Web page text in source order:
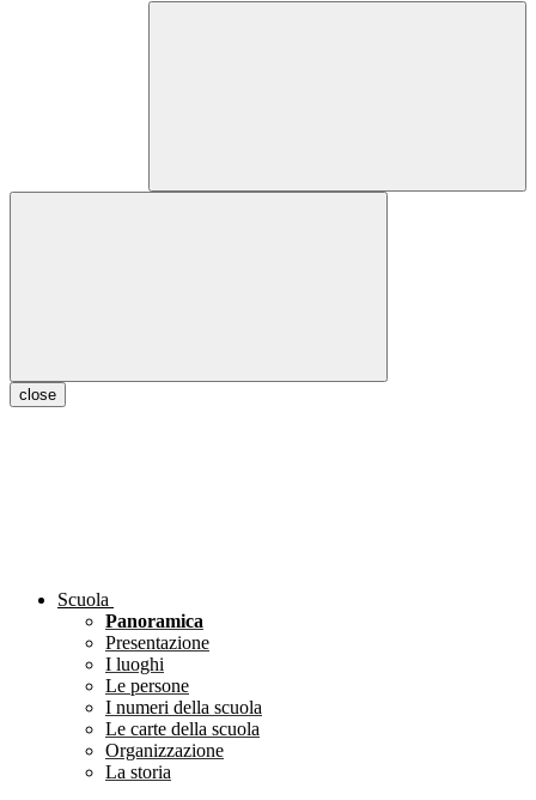
close
Scuola
Panoramica
Presentazione
I luoghi
Le persone
I numeri della scuola
Le carte della scuola
Organizzazione
La storia